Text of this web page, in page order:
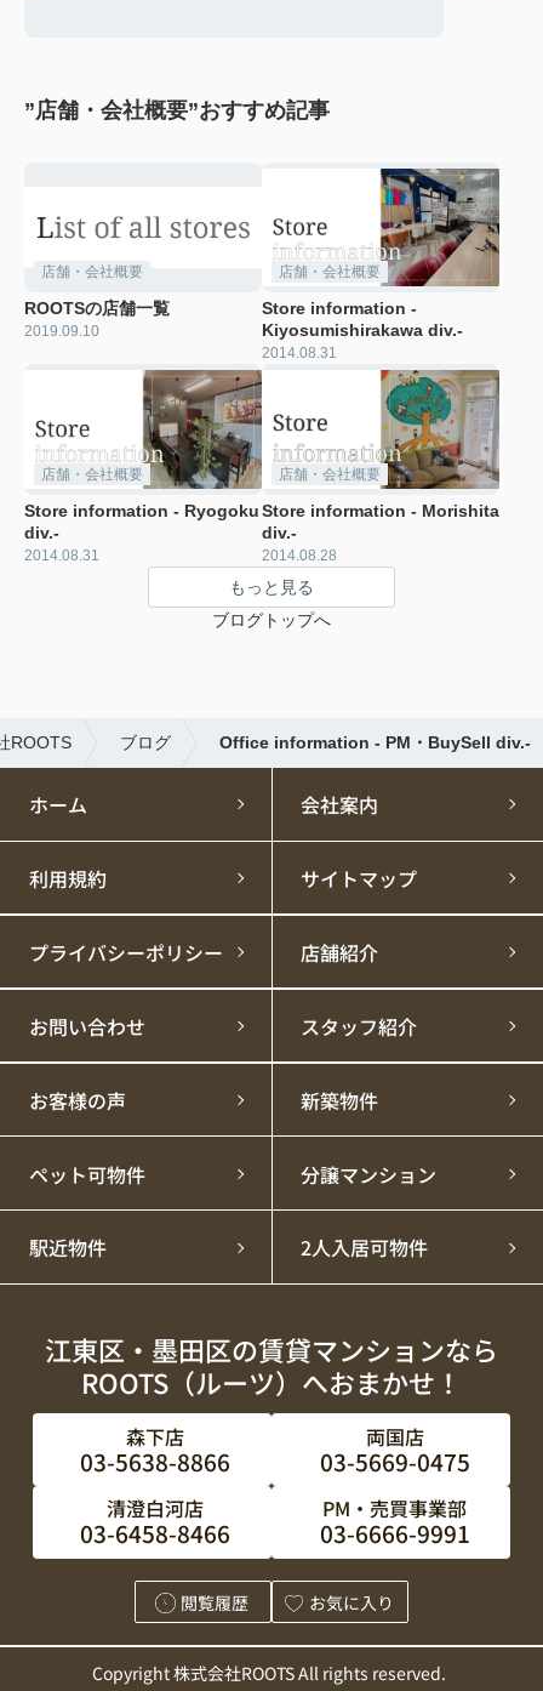
”店舗・会社概要”おすすめ記事
店舗・会社概要
ROOTSの店舗一覧
2019.09.10
店舗・会社概要
Store information -
Kiyosumishirakawa div.-
2014.08.31
店舗・会社概要
Store information - Ryogoku
div.-
2014.08.31
店舗・会社概要
Store information - Morishita
div.-
2014.08.28
もっと見る
ブログトップへ
ROOTS ブログ Office information - PM・BuySell div.-
ホーム 会社案内
利用規約 サイトマップ
プライバシーポリシー 店舗紹介
お問い合わせ スタッフ紹介
お客様の声 新築物件
ペット可物件 分譲マンション
駅近物件 2人入居可物件
江東区・墨田区の賃貸マンションなら
ROOTS（ルーツ）へおまかせ！
森下店
03-5638-8866
両国店
03-5669-0475
清澄白河店
03-6458-8466
PM・売買事業部
03-6666-9991
閲覧履歴 お気に入り
Copyright 株式会社ROOTS All rights reserved.